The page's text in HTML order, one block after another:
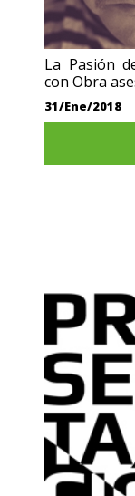
La Pasión
con Obra
31/Ene/2018